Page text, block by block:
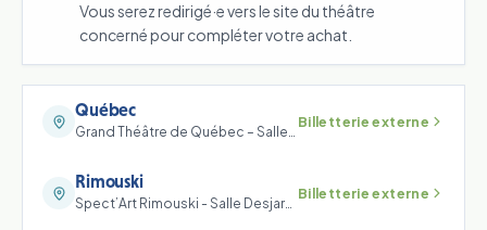
Vous serez redirigé·e vers le site du théâtre
concerné pour compléter votre achat.
Québec
Grand Théâtre de Québec – Salle Louis-Fréchette
Billetterie externe
Rimouski
Spect’Art Rimouski - Salle Desjardins
Billetterie externe